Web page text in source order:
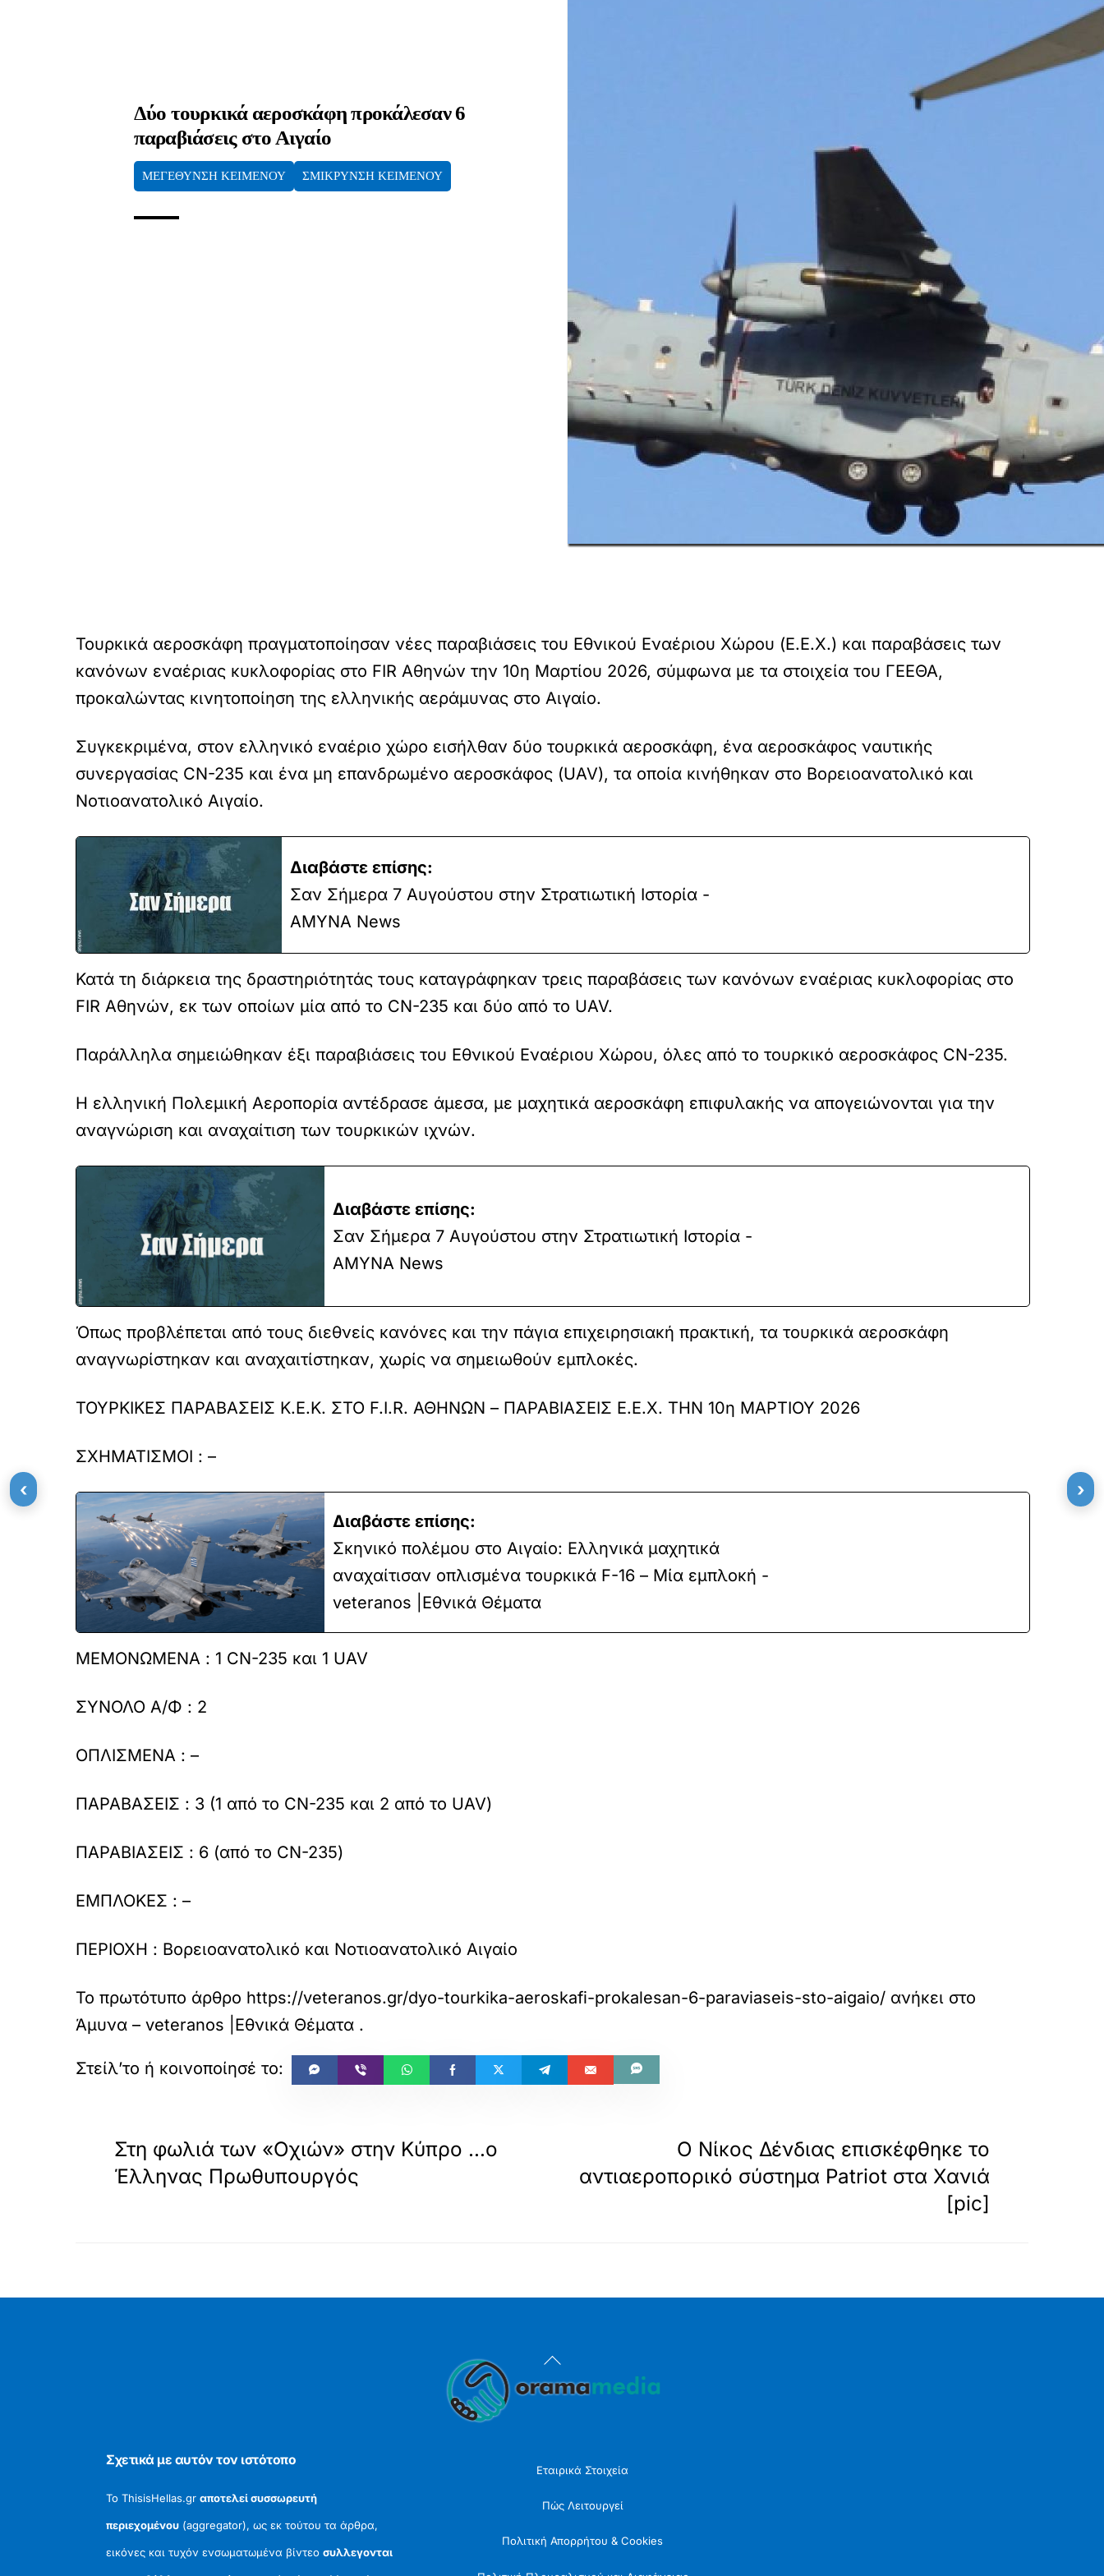
Δύο τουρκικά αεροσκάφη προκάλεσαν 6
παραβιάσεις στο Αιγαίο
ΜΕΓΕΘΥΝΣΗ ΚΕΙΜΕΝΟΥ ΣΜΙΚΡΥΝΣΗ ΚΕΙΜΕΝΟΥ
Τουρκικά αεροσκάφη πραγματοποίησαν νέες παραβιάσεις του Εθνικού Εναέριου Χώρου (Ε.Ε.Χ.) και παραβάσεις των
κανόνων εναέριας κυκλοφορίας στο FIR Αθηνών την 10η Μαρτίου 2026, σύμφωνα με τα στοιχεία του ΓΕΕΘΑ,
προκαλώντας κινητοποίηση της ελληνικής αεράμυνας στο Αιγαίο.
Συγκεκριμένα, στον ελληνικό εναέριο χώρο εισήλθαν δύο τουρκικά αεροσκάφη, ένα αεροσκάφος ναυτικής
συνεργασίας CN-235 και ένα μη επανδρωμένο αεροσκάφος (UAV), τα οποία κινήθηκαν στο Βορειοανατολικό και
Νοτιοανατολικό Αιγαίο.
Διαβάστε επίσης:
Σαν Σήμερα 7 Αυγούστου στην Στρατιωτική Ιστορία -
ΑΜΥΝΑ News
Κατά τη διάρκεια της δραστηριότητάς τους καταγράφηκαν τρεις παραβάσεις των κανόνων εναέριας κυκλοφορίας στο
FIR Αθηνών, εκ των οποίων μία από το CN-235 και δύο από το UAV.
Παράλληλα σημειώθηκαν έξι παραβιάσεις του Εθνικού Εναέριου Χώρου, όλες από το τουρκικό αεροσκάφος CN-235.
Η ελληνική Πολεμική Αεροπορία αντέδρασε άμεσα, με μαχητικά αεροσκάφη επιφυλακής να απογειώνονται για την
αναγνώριση και αναχαίτιση των τουρκικών ιχνών.
Διαβάστε επίσης:
Σαν Σήμερα 7 Αυγούστου στην Στρατιωτική Ιστορία -
ΑΜΥΝΑ News
Όπως προβλέπεται από τους διεθνείς κανόνες και την πάγια επιχειρησιακή πρακτική, τα τουρκικά αεροσκάφη
αναγνωρίστηκαν και αναχαιτίστηκαν, χωρίς να σημειωθούν εμπλοκές.
ΤΟΥΡΚΙΚΕΣ ΠΑΡΑΒΑΣΕΙΣ Κ.Ε.Κ. ΣΤΟ F.I.R. ΑΘΗΝΩΝ – ΠΑΡΑΒΙΑΣΕΙΣ Ε.Ε.Χ. ΤΗΝ 10η ΜΑΡΤΙΟΥ 2026
ΣΧΗΜΑΤΙΣΜΟΙ : –
Διαβάστε επίσης:
Σκηνικό πολέμου στο Αιγαίο: Ελληνικά μαχητικά
αναχαίτισαν οπλισμένα τουρκικά F-16 – Μία εμπλοκή -
veteranos |Εθνικά Θέματα
ΜΕΜΟΝΩΜΕΝΑ : 1 CN-235 και 1 UAV
ΣΥΝΟΛΟ Α/Φ : 2
ΟΠΛΙΣΜΕΝΑ : –
ΠΑΡΑΒΑΣΕΙΣ : 3 (1 από το CN-235 και 2 από το UAV)
ΠΑΡΑΒΙΑΣΕΙΣ : 6 (από το CN-235)
ΕΜΠΛΟΚΕΣ : –
ΠΕΡΙΟΧΗ : Βορειοανατολικό και Νοτιοανατολικό Αιγαίο
Το πρωτότυπο άρθρο https://veteranos.gr/dyo-tourkika-aeroskafi-prokalesan-6-paraviaseis-sto-aigaio/ ανήκει στο
Άμυνα – veteranos |Εθνικά Θέματα .
Στη φωλιά των «Οχιών» στην Κύπρο …ο
Έλληνας Πρωθυπουργός
Ο Νίκος Δένδιας επισκέφθηκε το
αντιαεροπορικό σύστημα Patriot στα Χανιά
[pic]
Back
To
Σχετικά με αυτόν τον ιστότοπο
Το ThisisHellas.grαποτελεί συσσωρευτή
περιεχομένου (aggregator), ως εκ τούτου τα άρθρα,
εικόνες και τυχόν ενσωματωμένα βίντεοσυλλεγονται
Εταιρικά Στοιχεία
Πώς Λειτουργεί
Πολιτική Απορρήτου & Cookies
‹ ›